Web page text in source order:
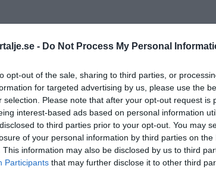
- Do Not Process My Personal
opt-out of the sale, sharing to third parties, or
for targeted advertising by us, please use the
selection. Please note that after your opt-out request is
interest-based ads based on personal information
to third parties prior to your opt-out. You may
of your personal information by third parties on the
This information may also be disclosed by us to third
Participants that may further disclose it to other third
publicerad utan manuell granskning.
och kan innehålla fel och sakna